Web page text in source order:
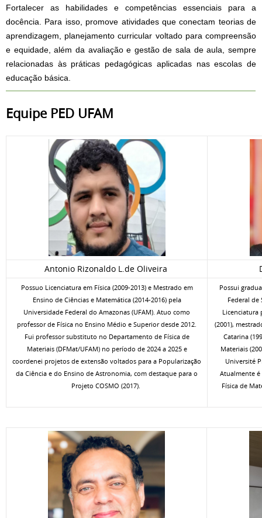
Fortalecer as habilidades e competências essenciais para a
docência. Para isso, promove atividades que conectam teorias de
aprendizagem, planejamento curricular voltado para compreensão
e equidade, além da avaliação e gestão de sala de aula, sempre
relacionadas às práticas pedagógicas aplicadas nas escolas de
educação básica.
Equipe PED UFAM
Antonio Rizonaldo L.de Oliveira
Possuo Licenciatura em Física (2009-2013) e Mestrado em
Ensino de Ciências e Matemática (2014-2016) pela
Universidade Federal do Amazonas (UFAM). Atuo como
professor de Física no Ensino Médio e Superior desde 2012.
Fui professor substituto no Departamento de Física de
Materiais (DFMat/UFAM) no período de 2024 a 2025 e
coordenei projetos de extensão voltados para a Popularização
da Ciência e do Ensino de Astronomia, com destaque para o
Projeto COSMO (2017).
Possui
Federal de
Licenciatura
(2001),
Catarina
Materiais
Université
Atualmente é
Física de